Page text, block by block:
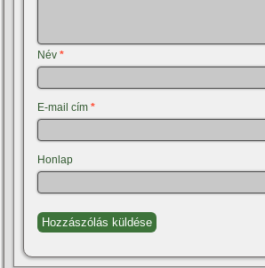
Név*
E-mail cím*
Honlap